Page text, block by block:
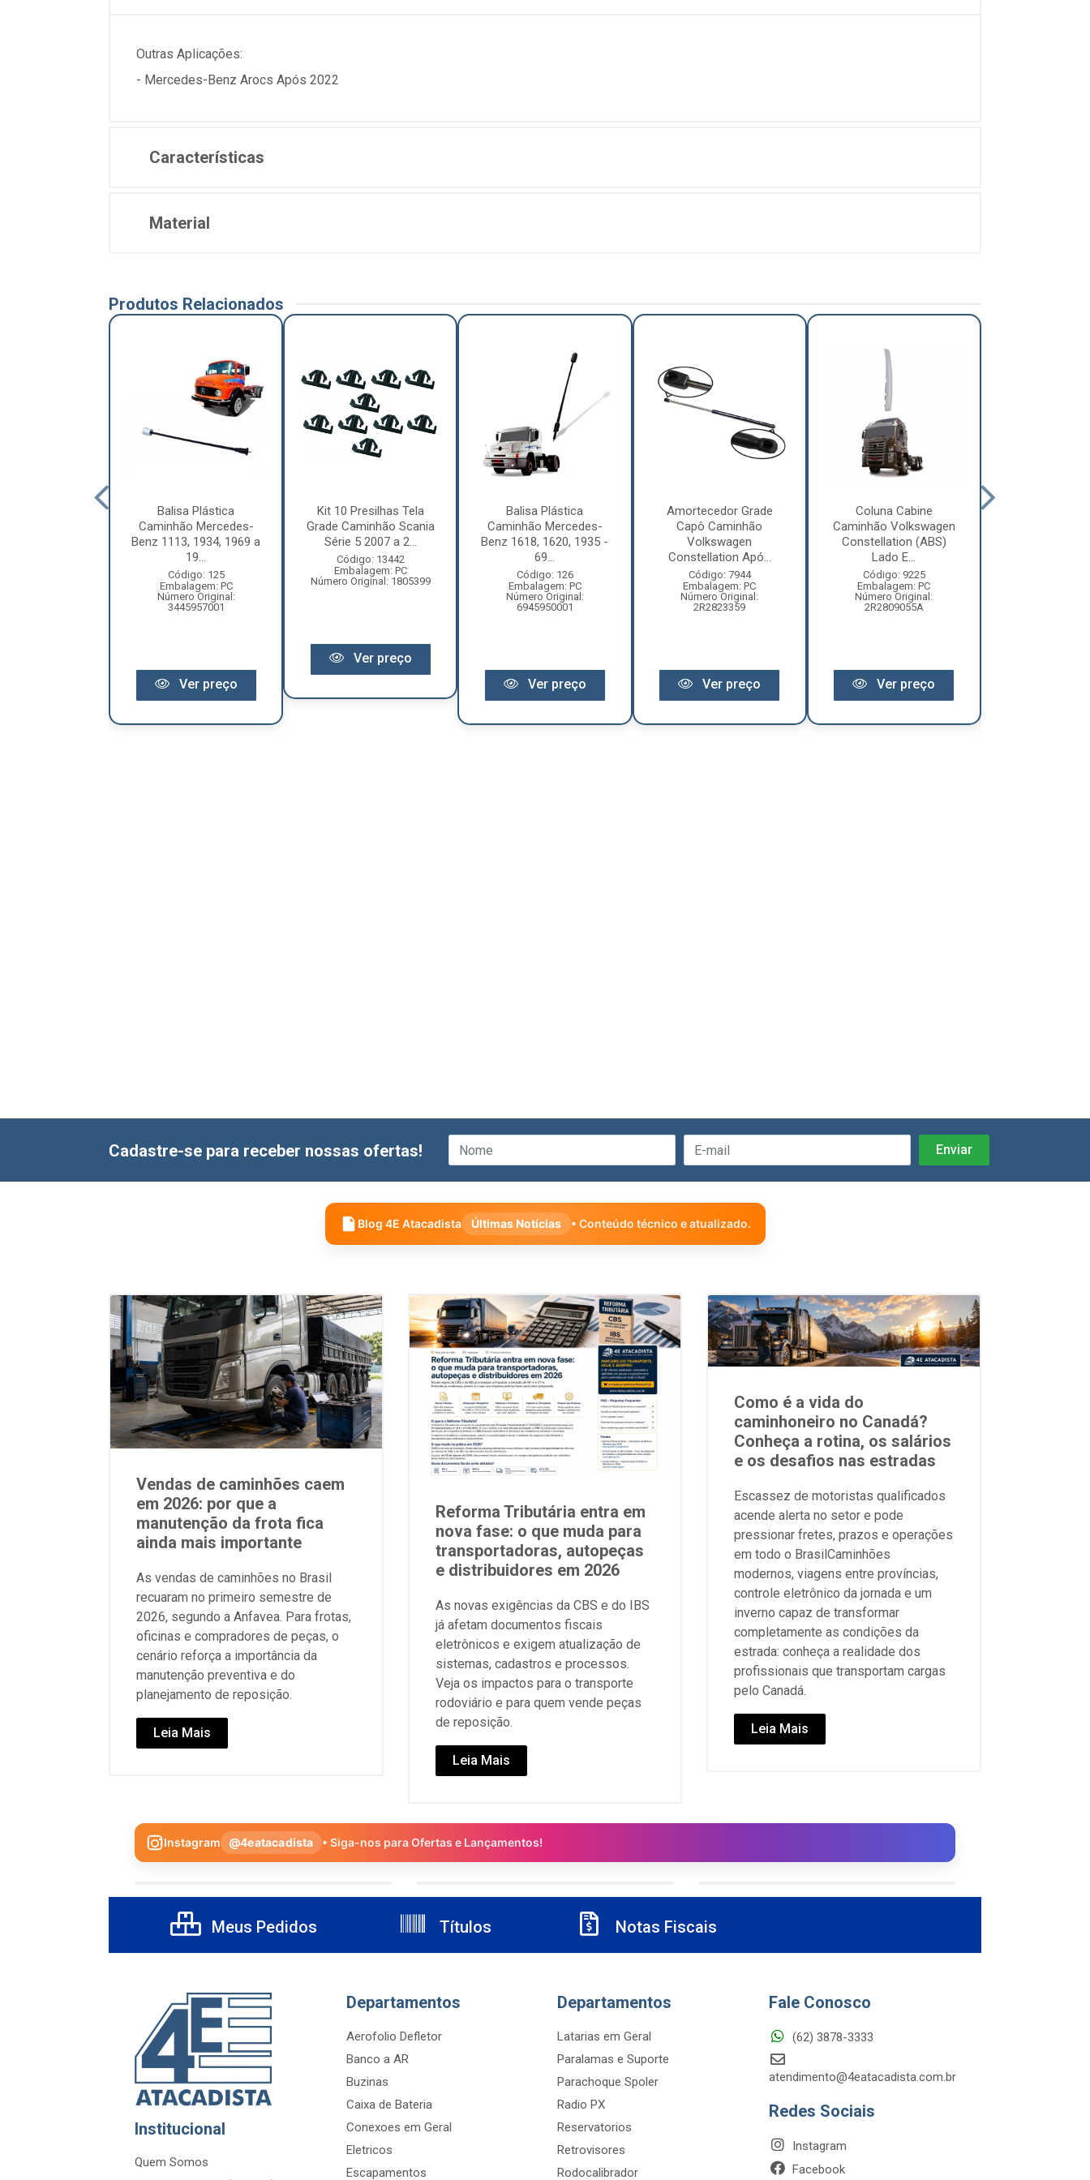
Outras Aplicações:
- Mercedes-Benz Arocs Após 2022
Características
Material
Produtos Relacionados
Balisa Plástica
Caminhão Mercedes-
Benz 1113, 1934, 1969 a
19...
Código: 125
Embalagem: PC
Número Original:
3445957001
Ver preço
Kit 10 Presilhas Tela
Grade Caminhão Scania
Série 5 2007 a 2...
Código: 13442
Embalagem: PC
Número Original: 1805399
Ver preço
Balisa Plástica
Caminhão Mercedes-
Benz 1618, 1620, 1935 -
69...
Código: 126
Embalagem: PC
Número Original:
6945950001
Ver preço
Amortecedor Grade
Capô Caminhão
Volkswagen
Constellation Apó...
Código: 7944
Embalagem: PC
Número Original:
2R2823359
Ver preço
Coluna Cabine
Caminhão Volkswagen
Constellation (ABS)
Lado E...
Código: 9225
Embalagem: PC
Número Original:
2R2809055A
Ver preço
Cadastre-se para receber nossas ofertas!
Blog 4E Atacadista Últimas Notícias • Conteúdo técnico e atualizado.
Vendas de caminhões caem
em 2026: por que a
manutenção da frota fica
ainda mais importante
As vendas de caminhões no Brasil
recuaram no primeiro semestre de
2026, segundo a Anfavea. Para frotas,
oficinas e compradores de peças, o
cenário reforça a importância da
manutenção preventiva e do
planejamento de reposição.
Leia Mais
Reforma Tributária entra em
nova fase: o que muda para
transportadoras, autopeças
e distribuidores em 2026
As novas exigências da CBS e do IBS
já afetam documentos fiscais
eletrônicos e exigem atualização de
sistemas, cadastros e processos.
Veja os impactos para o transporte
rodoviário e para quem vende peças
de reposição.
Leia Mais
Como é a vida do
caminhoneiro no Canadá?
Conheça a rotina, os salários
e os desafios nas estradas
Escassez de motoristas qualificados
acende alerta no setor e pode
pressionar fretes, prazos e operações
em todo o BrasilCaminhões
modernos, viagens entre províncias,
controle eletrônico da jornada e um
inverno capaz de transformar
completamente as condições da
estrada: conheça a realidade dos
profissionais que transportam cargas
pelo Canadá.
Leia Mais
Instagram @4eatacadista • Siga-nos para Ofertas e Lançamentos!
Meus Pedidos Títulos Notas Fiscais
Institucional
Quem Somos
Departamentos
Aerofolio Defletor
Banco a AR
Buzinas
Caixa de Bateria
Conexoes em Geral
Eletricos
Escapamentos
Departamentos
Latarias em Geral
Paralamas e Suporte
Parachoque Spoler
Radio PX
Reservatorios
Retrovisores
Rodocalibrador
Fale Conosco
(62) 3878-3333
atendimento@4eatacadista.com.br
Redes Sociais
Instagram
Facebook